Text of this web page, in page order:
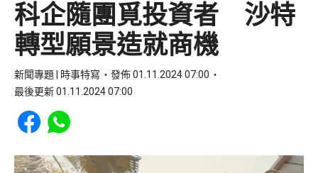
科企隨團覓投資者 沙特
轉型願景造就商機
新聞專題 | 時事特寫
發佈 01.11.2024 07:00
最後更新 01.11.2024 07:00
Share to Facebook
Share to WhatsApp